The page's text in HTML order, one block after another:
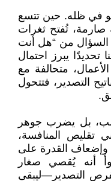
في ظله. حين تتسع
صارمة، تُفتح ثغرات
السؤال من “هل أنت
يبرز احتمال
متحالفة مع
التصدير، فتتحول
بل يضرب جوهر
تقليص المنافسة،
القدرة على
أنه يُقصي صغار
التصدير—ليبقى